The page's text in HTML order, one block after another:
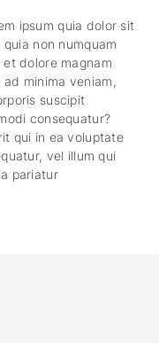
ipsum quia dolor sit
non numquam
dolore magnam
minima veniam,
suscipit
consequatur?
qui in ea voluptate
vel illum qui
pariatur